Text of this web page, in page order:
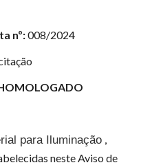
nº:008/2024
para Iluminação ,
neste Aviso de